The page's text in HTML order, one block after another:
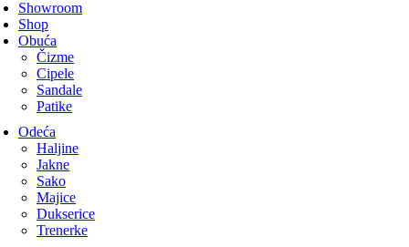
Showroom
Shop
Obuća
Čizme
Cipele
Sandale
Patike
Odeća
Haljine
Jakne
Sako
Majice
Dukserice
Trenerke